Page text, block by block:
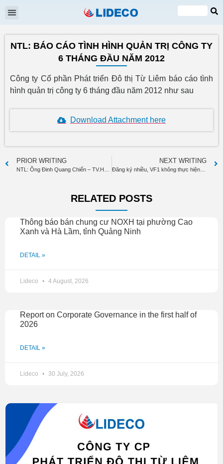
EN
VI
NTL: BÁO CÁO TÌNH HÌNH QUẢN TRỊ CÔNG TY
6 THÁNG ĐẦU NĂM 2012
Công ty Cổ phần Phát triển Đô thị Từ Liêm báo cáo tình
hình quản trị công ty 6 tháng đầu năm 2012 như sau
Download Attachment here
PRIOR WRITING NEXT WRITING
Đăng ký nhiều, VF1 không thực hiện ”lướt sóng” cổ phiếu nào
RELATED POSTS
Thông báo bán chung cư NOXH tại phường Cao
Xanh và Hà Lầm, tỉnh Quảng Ninh
DETAIL »
Lideco 4 August, 2026
Report on Corporate Governance in the first half of
2026
DETAIL »
Lideco 30 July, 2026